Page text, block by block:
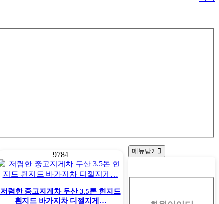
9784
저렴한 중고지게차 두산 3.5톤 힌지드
흰지드 바가지차 디젤지게…
메뉴닫기
회